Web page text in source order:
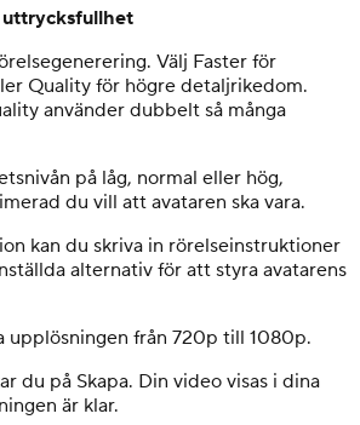
uttrycksfullhet
Välj Faster för
Quality för högre detaljrikedom.
använder dubbelt så många
på låg, normal eller hög,
du vill att avataren ska vara.
kan du skriva in rörelseinstruktioner
alternativ för att styra avatarens
upplösningen från 720p till 1080p.
du på Skapa. Din video visas i dina
är klar.